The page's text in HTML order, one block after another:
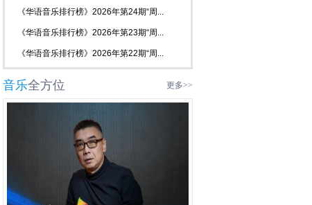
《华语音乐排行榜》2026年第24期“周...
《华语音乐排行榜》2026年第23期“周...
《华语音乐排行榜》2026年第22期“周...
音乐全方位 更多>>